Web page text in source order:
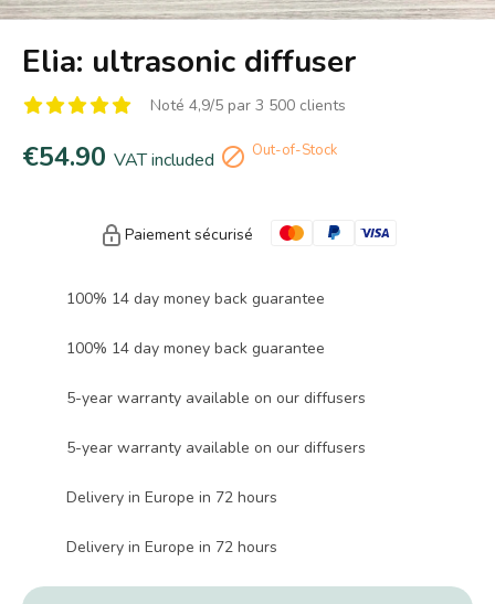
Elia: ultrasonic diffuser
Noté 4,9/5 par 3 500 clients
€54.90 VAT included  Out-of-Stock
Paiement sécurisé
100% 14 day money back guarantee
100% 14 day money back guarantee
5-year warranty available on our diffusers
5-year warranty available on our diffusers
Delivery in Europe in 72 hours
Delivery in Europe in 72 hours